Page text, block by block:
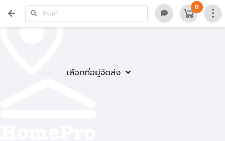
เลือกที่อยู่จัดส่ง
0